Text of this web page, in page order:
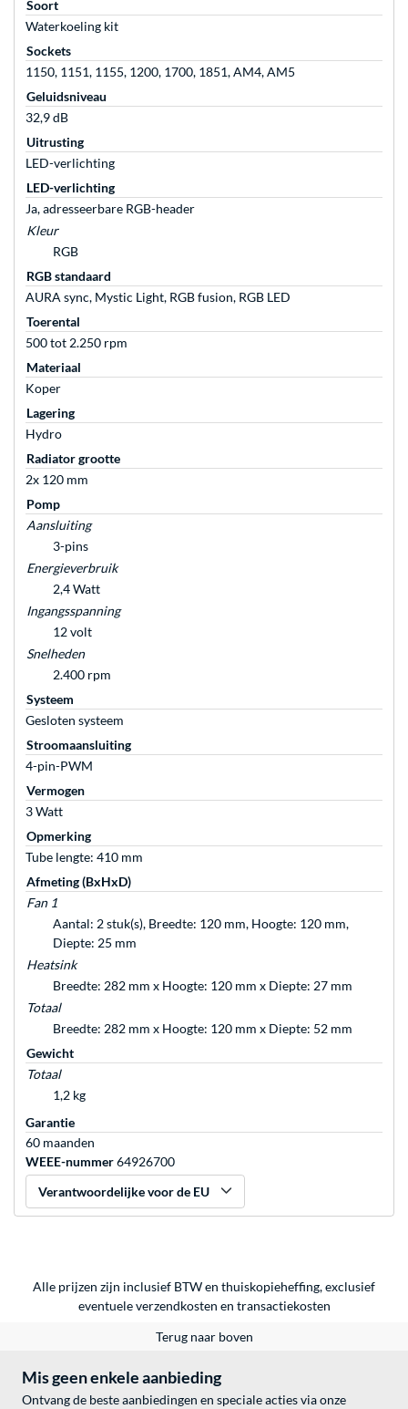
Soort
Waterkoeling kit
Sockets
1150, 1151, 1155, 1200, 1700, 1851, AM4, AM5
Geluidsniveau
32,9 dB
Uitrusting
LED-verlichting
LED-verlichting
Ja, adresseerbare RGB-header
Kleur
RGB
RGB standaard
AURA sync, Mystic Light, RGB fusion, RGB LED
Toerental
500 tot 2.250 rpm
Materiaal
Koper
Lagering
Hydro
Radiator grootte
2x 120 mm
Pomp
Aansluiting
3-pins
Energieverbruik
2,4 Watt
Ingangsspanning
12 volt
Snelheden
2.400 rpm
Systeem
Gesloten systeem
Stroomaansluiting
4-pin-PWM
Vermogen
3 Watt
Opmerking
Tube lengte: 410 mm
Afmeting (BxHxD)
Fan 1
Aantal: 2 stuk(s), Breedte: 120 mm, Hoogte: 120 mm,
Diepte: 25 mm
Heatsink
Breedte: 282 mm x Hoogte: 120 mm x Diepte: 27 mm
Totaal
Breedte: 282 mm x Hoogte: 120 mm x Diepte: 52 mm
Gewicht
Totaal
1,2 kg
Garantie
60 maanden
WEEE-nummer64926700
Verantwoordelijke voor de EU
Alle prijzen zijn inclusief BTW en thuiskopieheffing, exclusief
eventueleverzendkosten en transactiekosten
Terug naar boven
Mis geen enkele aanbieding
Ontvang de beste aanbiedingen en speciale acties via onze